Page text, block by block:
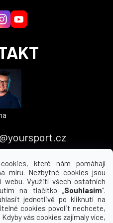
které nám pomáhají
míru. Nezbytné cookies jsou
webu. Využití všech ostatních
na tlačítko „Souhlasím“.
jednotlivě po kliknutí na
cookies povolit nechcete,
Kdyby vás cookies zajímaly více,
250 000